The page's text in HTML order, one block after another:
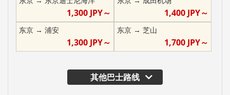
1,300JPY～ 1,400 JPY～
东京 → 浦安
1,300JPY～
东京→ 芝山
1,700 JPY～
其他巴士路线